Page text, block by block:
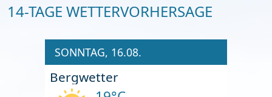
14-TAGE WETTERVORHERSAGE
SONNTAG, 16.08.
Bergwetter